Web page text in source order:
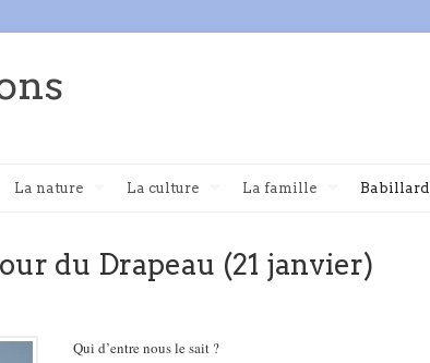
La nature La culture La famille Babillard
du Drapeau (21 janvier)
Qui d’entre nous le sait ?